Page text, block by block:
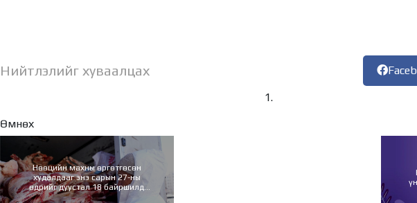
Нийтлэлийг хуваалцах
Өмнөх
Нөөцийн махны өргөтгөсөн
худалдааг энэ сарын 27-ны
өдрийг дуустал 18 байршилд
зохион байгуулж байна